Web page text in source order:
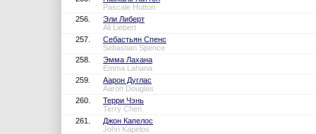
Pascale Hutton
256.
Эли Либерт
Ali Liebert
257.
Себастьян Спенс
Sebastian Spence
258.
Эмма Лахана
Emma Lahana
259.
Аарон Дуглас
Aaron Douglas
260.
Терри Чэнь
Terry Chen
261.
Джон Капелос
John Kapelos